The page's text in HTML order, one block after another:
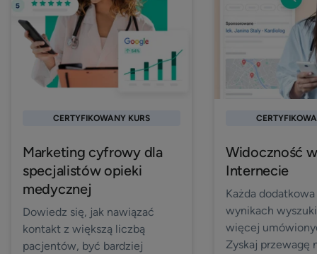
CERTYFIKOWANY KURS
Marketing cyfrowy dla
specjalistów opieki
medycznej
Dowiedz się, jak nawiązać
kontakt z większą liczbą
pacjentów, być bardziej
Widoczność w
Internecie
Każda
wynikach
więcej
Zyskaj przewagę